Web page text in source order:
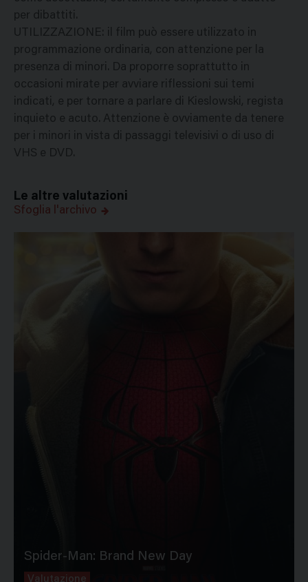
per dibattiti.
UTILIZZAZIONE: il film può essere utilizzato in
programmazione ordinaria, con attenzione per la
presenza di minori. Da proporre soprattutto in
occasioni mirate per avviare riflessioni sui temi
indicati, e per tornare a parlare di Kieslowski, regista
inquieto e acuto. Attenzione è ovviamente da tenere
per i minori in vista di passaggi televisivi o di uso di
VHS e DVD.
Le altre valutazioni
Sfoglia l'archivo
Spider-Man: Brand New Day
Valutazione